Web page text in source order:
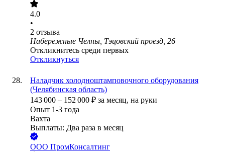
4.0
•
2 отзыва
Набережные Челны, Тэцовский проезд, 26
Откликнитесь среди первых
Откликнуться
Наладчик холодноштамповочного оборудования
(Челябинская область)
143 000 – 152 000 ₽ за месяц, на руки
Опыт 1-3 года
Вахта
Выплаты: Два раза в месяц
ООО ПромКонсалтинг